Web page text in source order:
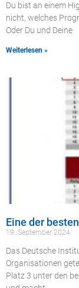
Du bist an einem
nicht, welches
Oder Du und Deine
Weiterlesen »
Eine der
19. September 2024
Das Deutsche
Organisationen
Platz 3 unter den